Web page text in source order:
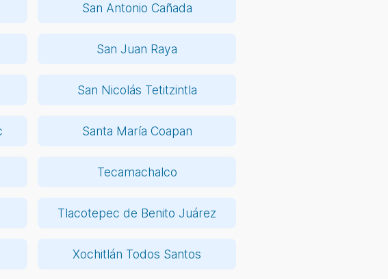
San Antonio Cañada
San Juan Raya
San Nicolás Tetitzintla
Santa María Coapan
Tecamachalco
Tlacotepec de Benito Juárez
Xochitlán Todos Santos